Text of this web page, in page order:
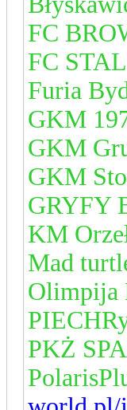
FC
FC
Furia
GKM
GKM
GKM
GRYFY
KM
Mad
Olimpija
PKŻ